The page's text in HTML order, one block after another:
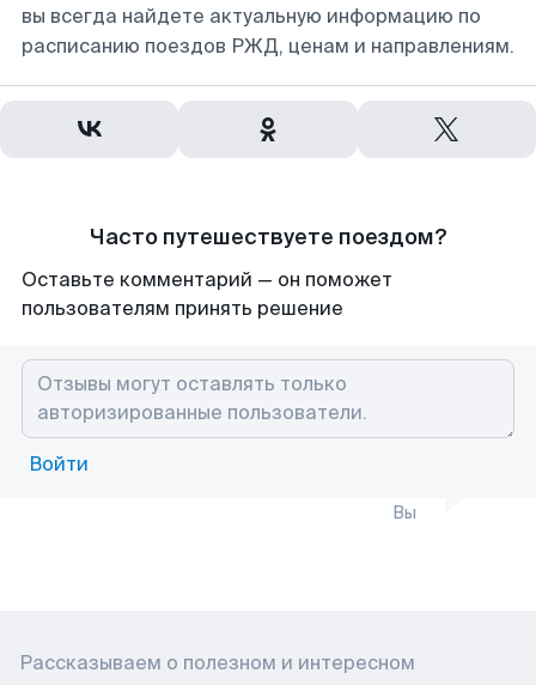
вы всегда найдете актуальную информацию по
расписанию поездов РЖД, ценам и направлениям.
Часто путешествуете поездом?
Оставьте комментарий — он поможет
пользователям принять решение
Войти
Вы
Рассказываем о полезном и интересном